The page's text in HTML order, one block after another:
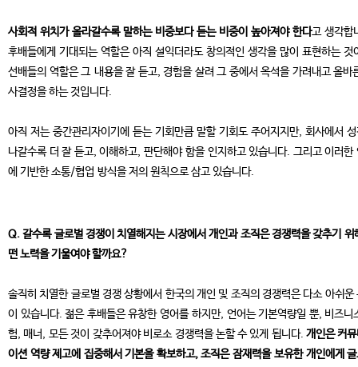
사회적 위치가 올라갈수록 말하는 비중보다 듣는 비중이 높아져야 한다고 생각합
후배들에게 기대되는 역할은 아직 설익더라도 창의적인 생각을 많이 표현하는 것
선배들의 역할은 그 내용을 잘 듣고, 경험을 살려 그 중에서 옥석을 가려내고 올바
사결정을 하는 것입니다.
아직 저는 중간관리자이기에 듣는 기회만큼 말할 기회도 주어지지만, 회사에서
나갈수록 더 잘 듣고, 이해하고, 판단해야 함을 인지하고 있습니다. 그리고 이러한
에 기반한 소통/협업 방식을 저의 원칙으로 삼고 있습니다.
Q. 갈수록 글로벌 경쟁이 치열해지는 시장에서 개인과 조직은 경쟁력을 갖추기 위
떤 노력을 기울여야 할까요?
솔직히 치열한 글로벌 경쟁 상황에서 한국의 개인 및 조직의 경쟁력은 다소 아쉬운
이 있습니다. 젊은 후배들은 유창한 영어를 하지만, 언어는 기본역량일 뿐, 비즈니
험, 매너, 모든 것이 갖추어져야 비로소 경쟁력을 논할 수 있게 됩니다. 개인은 커
이션 역량 제고에 집중해서 기본을 확보하고, 조직은 잠재력을 보유한 개인에게